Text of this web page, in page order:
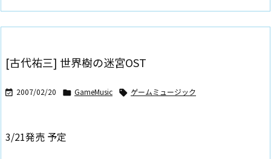
[古代祐三] 世界樹の迷宮OST
 2007/02/20  GameMusic  ゲームミュージック
3/21発売 予定